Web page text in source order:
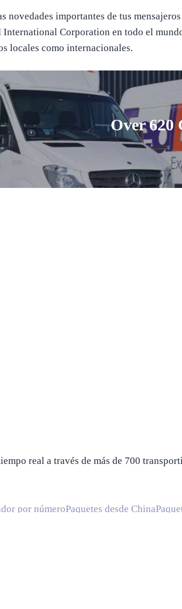
novedades importantes de tus
International Corporation en todo el
locales como internacionales.
Over 620
real a través de más de 700
por númeroPaquetes desde China